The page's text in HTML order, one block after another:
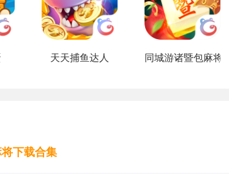
天天捕鱼达人 同城游诸暨包麻将
下载合集